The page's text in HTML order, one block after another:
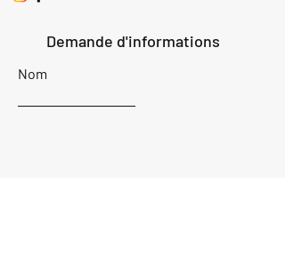
Demande d'informations
Nom